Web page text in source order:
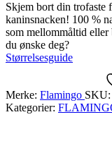
Skjem bort din trofaste
kaninsnacken! 100 %
som mellommåltid
du ønske deg?
Størrelsesguide
Merke: Flamingo SKU:
Kategorier: